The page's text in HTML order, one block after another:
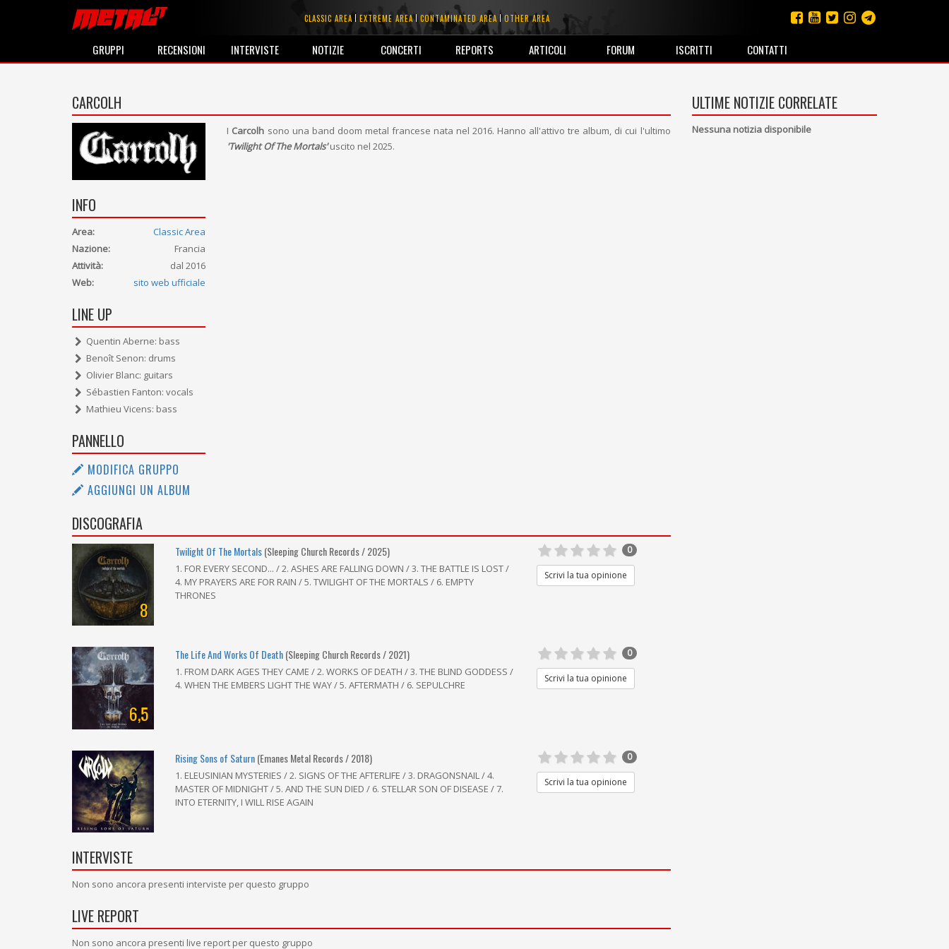
CLASSIC AREA EXTREME AREA CONTAMINATED AREA OTHER AREA
GRUPPI RECENSIONI INTERVISTE NOTIZIE CONCERTI REPORTS ARTICOLI FORUM ISCRITTI CONTATTI
CARCOLH
INFO
Area:
Classic Area
Nazione:
Francia
Attività:
dal 2016
Web:
sito web ufficiale
LINE UP
Quentin Aberne: bass
Benoît Senon: drums
Olivier Blanc: guitars
Sébastien Fanton: vocals
Mathieu Vicens: bass
PANNELLO
MODIFICA GRUPPO
AGGIUNGI UN ALBUM
I Carcolh sono una band doom metal francese nata nel 2016. Hanno all'attivo tre album, di cui l'ultimo
'Twilight Of The Mortals'uscito nel 2025.
DISCOGRAFIA
8
Twilight Of The Mortals(Sleeping Church Records / 2025)
1. FOR EVERY SECOND... / 2. ASHES ARE FALLING DOWN / 3. THE BATTLE IS LOST /
4. MY PRAYERS ARE FOR RAIN / 5. TWILIGHT OF THE MORTALS / 6. EMPTY
THRONES
0
Scrivi la tua opinione
6,5
The Life And Works Of Death(Sleeping Church Records / 2021)
1. FROM DARK AGES THEY CAME / 2. WORKS OF DEATH / 3. THE BLIND GODDESS /
4. WHEN THE EMBERS LIGHT THE WAY / 5. AFTERMATH / 6. SEPULCHRE
0
Scrivi la tua opinione
Rising Sons of Saturn(Emanes Metal Records / 2018)
1. ELEUSINIAN MYSTERIES / 2. SIGNS OF THE AFTERLIFE / 3. DRAGONSNAIL / 4.
MASTER OF MIDNIGHT / 5. AND THE SUN DIED / 6. STELLAR SON OF DISEASE / 7.
INTO ETERNITY, I WILL RISE AGAIN
0
Scrivi la tua opinione
INTERVISTE
Non sono ancora presenti interviste per questo gruppo
LIVE REPORT
Non sono ancora presenti live report per questo gruppo
ULTIME NOTIZIE CORRELATE
Nessuna notizia disponibile